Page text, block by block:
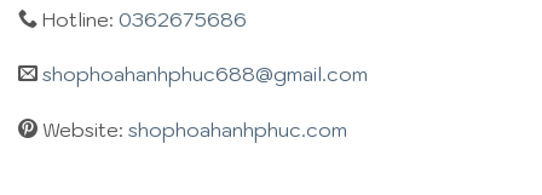
Hotline: 0362675686
shophoahanhphuc688@gmail.com
Website: shophoahanhphuc.com